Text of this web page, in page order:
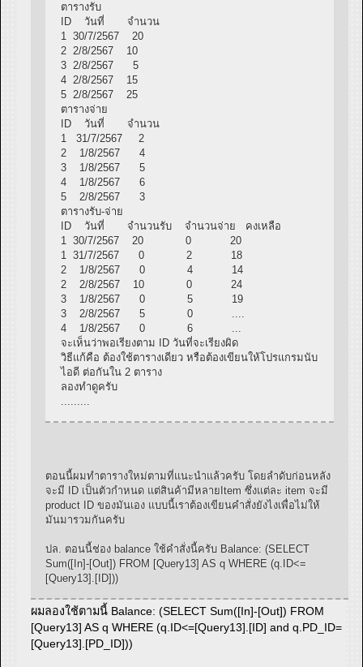
ตารางรับ
ID วันที่ จำนวน
1 30/7/2567 20
2 2/8/2567 10
3 2/8/2567 5
4 2/8/2567 15
5 2/8/2567 25
ตารางจ่าย
ID วันที่ จำนวน
1 31/7/2567 2
2 1/8/2567 4
3 1/8/2567 5
4 1/8/2567 6
5 2/8/2567 3
ตารางรับ-จ่าย
ID วันที่ จำนวนรับ จำนวนจ่าย คงเหลือ
1 30/7/2567 20 0 20
1 31/7/2567 0 2 18
2 1/8/2567 0 4 14
2 2/8/2567 10 0 24
3 1/8/2567 0 5 19
3 2/8/2567 5 0 ....
4 1/8/2567 0 6 ...
จะเห็นว่าพอเรียงตาม ID วันที่จะเรียงผิด
วิธีแก้คือ ต้องใช้ตารางเดียว หรือต้องเขียนให้โปรแกรมนับ
ไอดี ต่อกันใน 2 ตาราง
ลองทำดูครับ
.........
ตอนนี้ผมทำตารางใหม่ตามที่แนะนำแล้วครับ โดยลำดับก่อนหลัง
จะมี ID เป็นตัวกำหนด แต่สินค้ามีหลายItem ซึ่งแต่ละ item จะมี
product ID ของมันเอง แบบนี้เราต้องเขียนคำสั่งยังไงเพื่อไม่ให้
มันมารวมกันครับ
ปล. ตอนนี้ช่อง balance ใช้คำสั่งนี้ครับ Balance: (SELECT
Sum([In]-[Out]) FROM [Query13] AS q WHERE (q.ID<=
[Query13].[ID]))
ผมลองใช้ตามนี้ Balance: (SELECT Sum([In]-[Out]) FROM
[Query13] AS q WHERE (q.ID<=[Query13].[ID] and q.PD_ID=
[Query13].[PD_ID]))